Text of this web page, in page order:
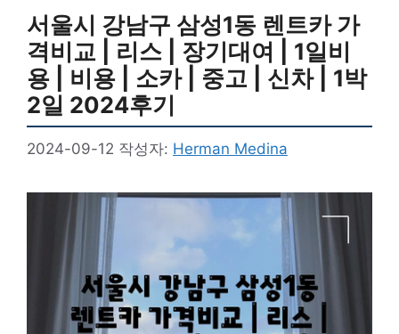
서울시 강남구 삼성1동 렌트카 가
격비교 | 리스 | 장기대여 | 1일비
용 | 비용 | 소카 | 중고 | 신차 | 1박
2일 2024후기
2024-09-12 작성자: Herman Medina